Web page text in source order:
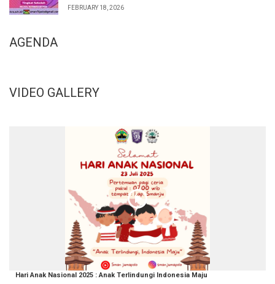
FEBRUARY 18, 2026
AGENDA
VIDEO GALLERY
Hari Anak Nasional 2025 : Anak Terlindungi Indonesia Maju